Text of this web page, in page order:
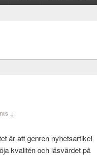
↓
är att gen­ren nyhet­sar­tikel
kval­itén och läsvärdet på